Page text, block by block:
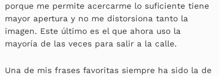
porque me permite acercarme lo suficiente tiene
mayor apertura y no me distorsiona tanto la
imagen. Este último es el que ahora uso la
mayoría de las veces para salir a la calle.
Una de mis frases favoritas siempre ha sido la de